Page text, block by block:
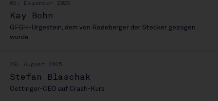
05. Dezember 2025
Kay Bohn
GFGH-Urgestein, dem von Radeberger der Stecker gezogen
wurde
29. August 2025
Stefan Blaschak
Oettinger-CEO auf Crash-Kurs